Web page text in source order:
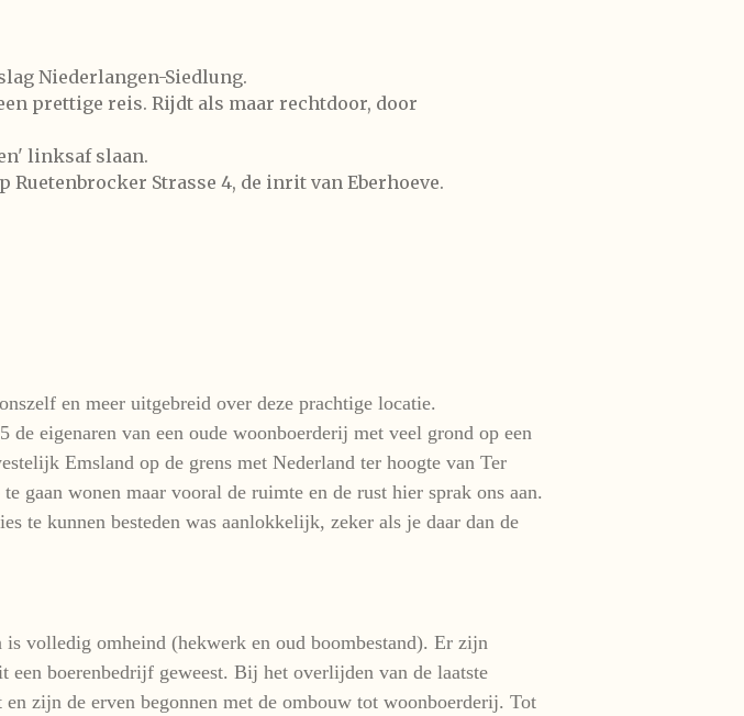
Niederlangen-Siedlung.
prettige reis. Rijdt als maar rechtdoor, door
linksaf slaan.
Strasse 4, de inrit van Eberhoeve.
en meer uitgebreid over deze prachtige locatie.
eigenaren van een oude woonboerderij met veel grond op een
Emsland op de grens met Nederland ter hoogte van Ter
wonen maar vooral de ruimte en de rust hier sprak ons aan.
te kunnen besteden was aanlokkelijk, zeker als je daar dan de
volledig omheind (hekwerk en oud boombestand). Er zijn
een boerenbedrijf geweest. Bij het overlijden van de laatste
zijn de erven begonnen met de ombouw tot woonboerderij. Tot